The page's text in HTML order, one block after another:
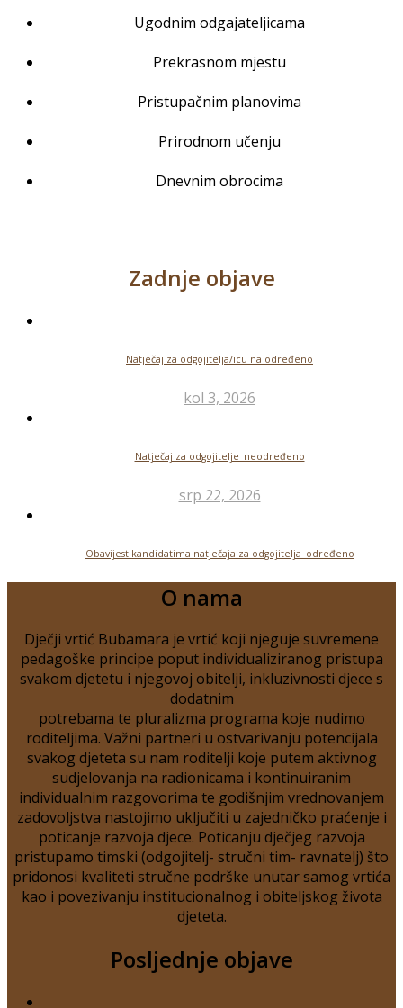
Ugodnim odgajateljicama
Prekrasnom mjestu
Pristupačnim planovima
Prirodnom učenju
Dnevnim obrocima
Zadnje objave
Natječaj za odgojitelja/icu na određeno
kol 3, 2026
Natječaj za odgojitelje_neodređeno
srp 22, 2026
Obavijest kandidatima natječaja za odgojitelja_određeno
O nama
Dječji vrtić Bubamara je vrtić koji njeguje suvremene
pedagoške principe poput individualiziranog pristupa
svakom djetetu i njegovoj obitelji, inkluzivnosti djece s
dodatnim
potrebama te pluralizma programa koje nudimo
roditeljima. Važni partneri u ostvarivanju potencijala
svakog djeteta su nam roditelji koje putem aktivnog
sudjelovanja na radionicama i kontinuiranim
individualnim razgovorima te godišnjim vrednovanjem
zadovoljstva nastojimo uključiti u zajedničko praćenje i
poticanje razvoja djece. Poticanju dječjeg razvoja
pristupamo timski (odgojitelj- stručni tim- ravnatelj) što
pridonosi kvaliteti stručne podrške unutar samog vrtića
kao i povezivanju institucionalnog i obiteljskog života
djeteta.
Posljednje objave